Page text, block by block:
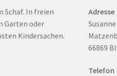
Schaf. In freien
Garten oder
Kindersachen.
Adresse
66869
Telefon